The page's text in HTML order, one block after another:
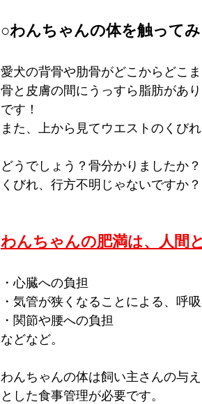
○わんちゃんの体を触ってみ
愛犬の背骨や肋骨がどこからどこ
骨と皮膚の間にうっすら脂肪があ
です！
また、上から見てウエストのくび
どうでしょう？骨分かりましたか？
くびれ、行方不明じゃないですか
わんちゃんの肥満は、人間
・心臓への負担
・気管が狭くなることによる、呼
・関節や腰への負担
などなど。
わんちゃんの体は飼い主さんの与
とした食事管理が必要です。